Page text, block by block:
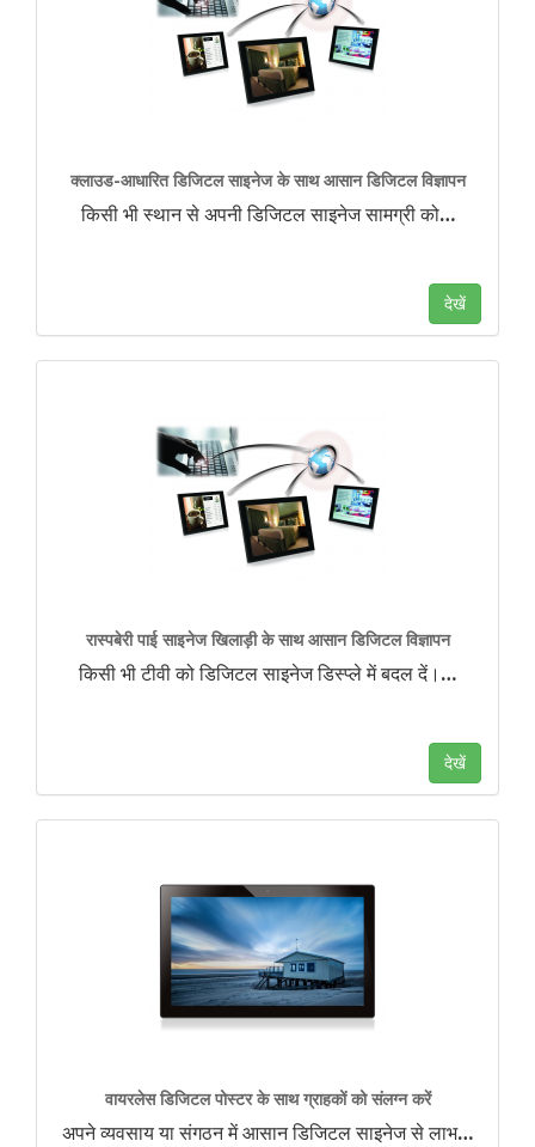
क्लाउड-आधारित डिजिटल साइनेज के साथ आसान डिजिटल विज्ञापन
किसी भी स्थान से अपनी डिजिटल साइनेज सामग्री को…
देखें
रास्पबेरी पाई साइनेज खिलाड़ी के साथ आसान डिजिटल विज्ञापन
किसी भी टीवी को डिजिटल साइनेज डिस्प्ले में बदल दें। …
देखें
वायरलेस डिजिटल पोस्टर के साथ ग्राहकों को संलग्न करें
अपने व्यवसाय या संगठन में आसान डिजिटल साइनेज से लाभ…